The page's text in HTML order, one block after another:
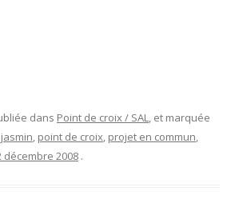
dans Point de croix / SAL, et marquée
jasmin, point de croix, projet en commun,
décembre 2008 .